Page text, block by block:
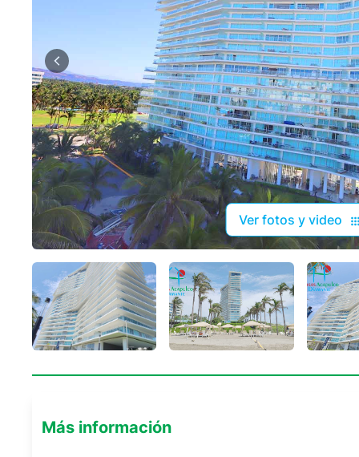
Ver fotos y video
Más información